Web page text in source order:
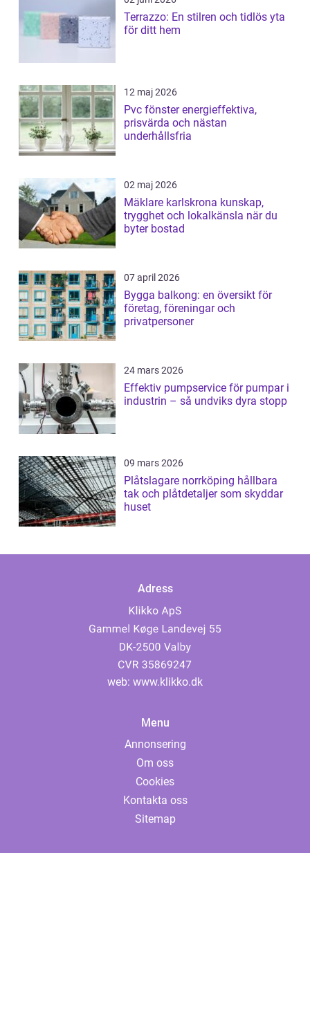
Terrazzo: En stilren och tidlös yta
för ditt hem
12 maj 2026
Pvc fönster energieffektiva,
prisvärda och nästan
underhållsfria
02 maj 2026
Mäklare karlskrona kunskap,
trygghet och lokalkänsla när du
byter bostad
07 april 2026
Bygga balkong: en översikt för
företag, föreningar och
privatpersoner
24 mars 2026
Effektiv pumpservice för pumpar i
industrin – så undviks dyra stopp
09 mars 2026
Plåtslagare norrköping hållbara
tak och plåtdetaljer som skyddar
huset
Adress
web: www.klikko.dk
Menu
Annonsering
Om oss
Cookies
Kontakta oss
Sitemap